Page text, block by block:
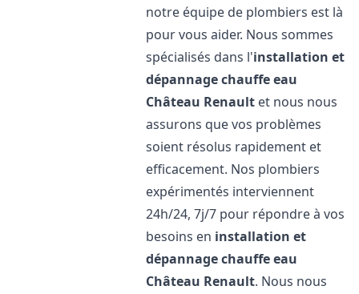
notre équipe de plombiers est là
pour vous aider. Nous sommes
spécialisés dans l'installation et
dépannage chauffe eau
Château Renault et nous nous
assurons que vos problèmes
soient résolus rapidement et
efficacement. Nos plombiers
expérimentés interviennent
24h/24, 7j/7 pour répondre à vos
besoins en installation et
dépannage chauffe eau
Château Renault. Nous nous